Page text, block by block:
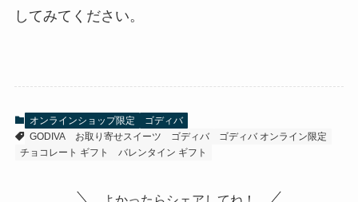
してみてください。
オンラインショップ限定
ゴディバ
GODIVA
お取り寄せスイーツ ゴディバ
ゴディバ オンライン限定
チョコレート ギフト
バレンタイン ギフト